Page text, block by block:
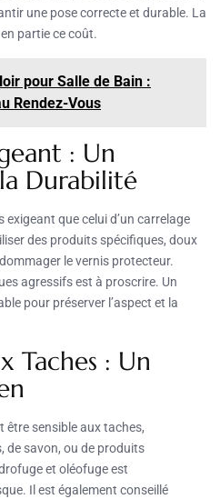
une pose correcte et durable. La
partie ce coût.
pour Salle de Bain :
Rendez-Vous
: Un
Durabilité
exigeant que celui d’un carrelage
des produits spécifiques, doux
le vernis protecteur.
agressifs est à proscrire. Un
pour préserver l’aspect et la
Taches : Un
être sensible aux taches,
de savon, ou de produits
et oléofuge est
Il est également conseillé